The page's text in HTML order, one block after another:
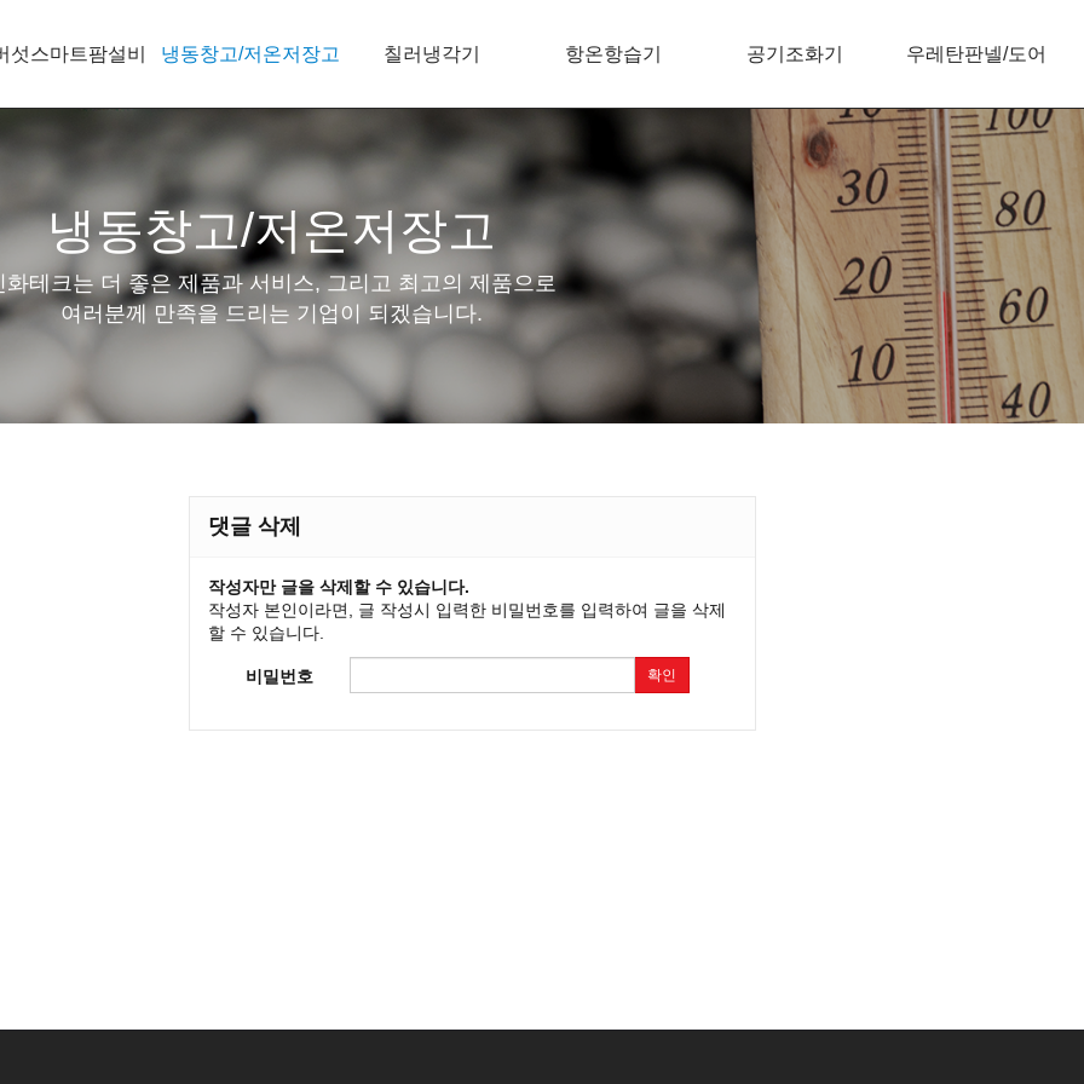
섯스마트팜설비 냉동창고/저온저장고 칠러냉각기 항온항습기 공기조화기 우레탄판넬/도어
냉동창고/저온저장고
화테크는 더 좋은 제품과 서비스, 그리고 최고의 제품으로
여러분께 만족을 드리는 기업이 되겠습니다.
댓글 삭제
작성자만 글을 삭제할 수 있습니다.
작성자 본인이라면, 글 작성시 입력한 비밀번호를 입력하여 글을 삭제
할 수 있습니다.
비밀번호 확인